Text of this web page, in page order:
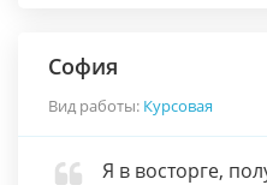
София
Вид работы: Курсовая
Я в восторге,